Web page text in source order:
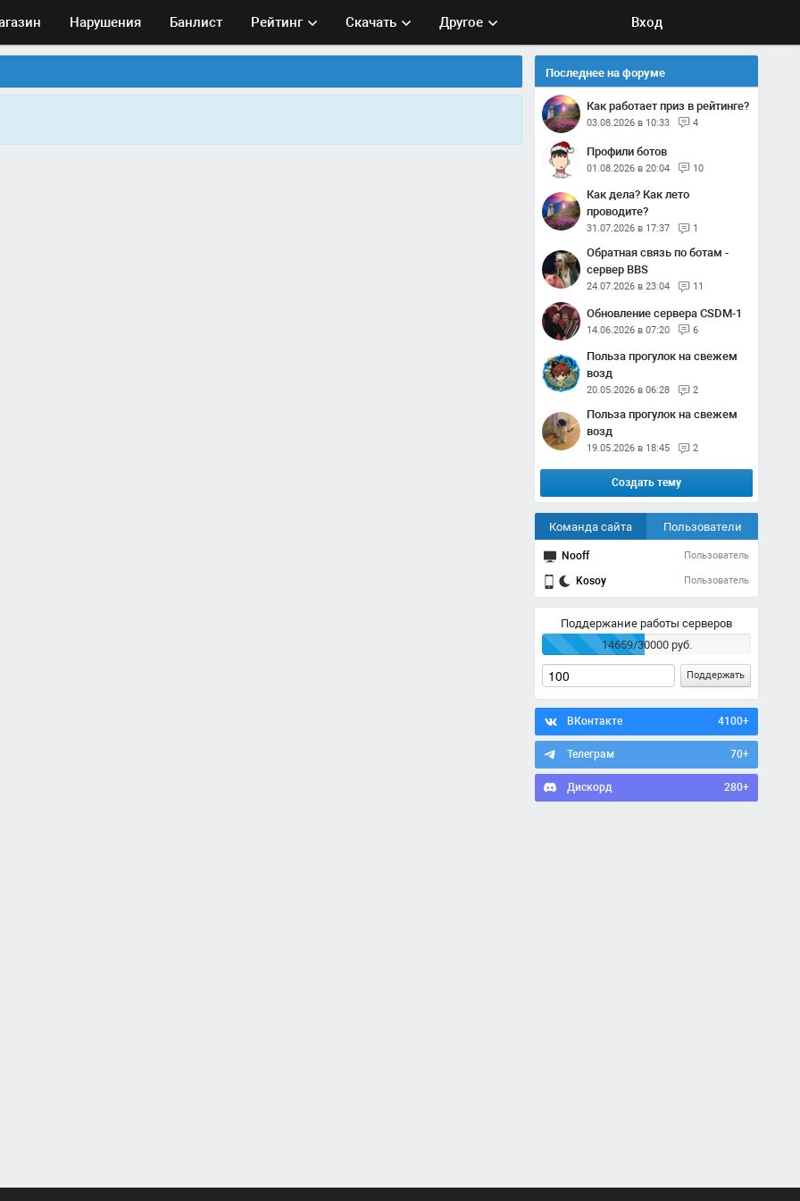
Нарушения Банлист Рейтинг Скачать Другое Вход
Последнее на форуме
Как работает приз в рейтинге?
03.08.2026 в 10:33 4
Профили ботов
01.08.2026 в 20:04 10
Как дела? Как лето
проводите?
31.07.2026 в 17:37 1
Обратная связь по ботам -
сервер BBS
24.07.2026 в 23:04 11
Обновление сервера CSDM-1
14.06.2026 в 07:20 6
Польза прогулок на свежем
возд
20.05.2026 в 06:28 2
Польза прогулок на свежем
возд
19.05.2026 в 18:45 2
Создать тему
Команда сайта Пользователи
Nooff Пользователь
Kosoy Пользователь
Поддержание работы серверов
14659/30000 руб.
Поддержать
ВКонтакте 4100+
Телеграм 70+
Дискорд 280+